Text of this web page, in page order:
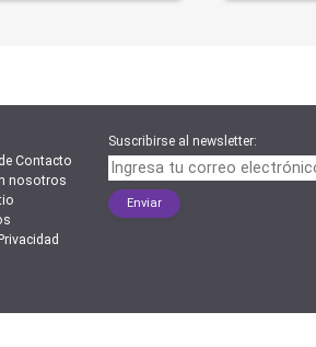
Contacto
nosotros
Suscribirse al newsletter: